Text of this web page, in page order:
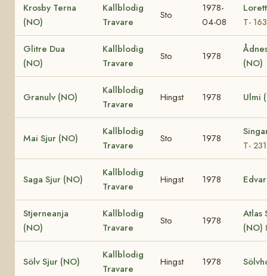
Krosby Terna
(NO)
Kallblodig
Travare
Sto
1978-
04-08
T-
Glitre Dua
(NO)
Kallblodig
Travare
Sto 1978
(NO)
Granulv (NO)
Kallblodig
Travare
Hingst 1978 Ulmi
Mai Sjur (NO)
Kallblodig
Travare
Sto 1978
T-
Saga Sjur (NO)
Kallblodig
Travare
Hingst 1978
Stjerneanja
(NO)
Kallblodig
Travare
Sto 1978
Atlas
(NO)
Sölv Sjur (NO)
Kallblodig
Travare
Hingst 1978